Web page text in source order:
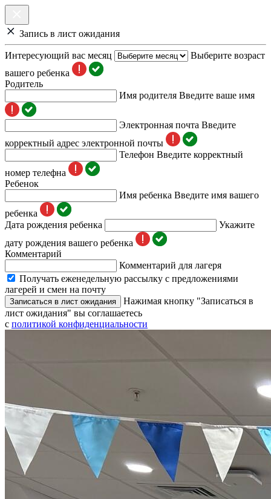
Запись в лист ожидания
Интересующий вас месяц
Выберите возраст
вашего ребенка
Родитель
Имя родителя Введите ваше имя
Электронная почта Введите
корректный адрес электронной почты
Телефон Введите корректный
номер телефна
Ребенок
Имя ребенка Введите имя вашего
ребенка
Дата рождения ребенка
Укажите
дату рождения вашего ребенка
Комментарий
Комментарий для лагеря
Получать еженедельную рассылку с предложениями
лагерей и смен на почту
Записаться в лист ожидания
Нажимая кнопку "Записаться в
лист ожидания" вы соглашаетесь
с политикой конфиденциальности